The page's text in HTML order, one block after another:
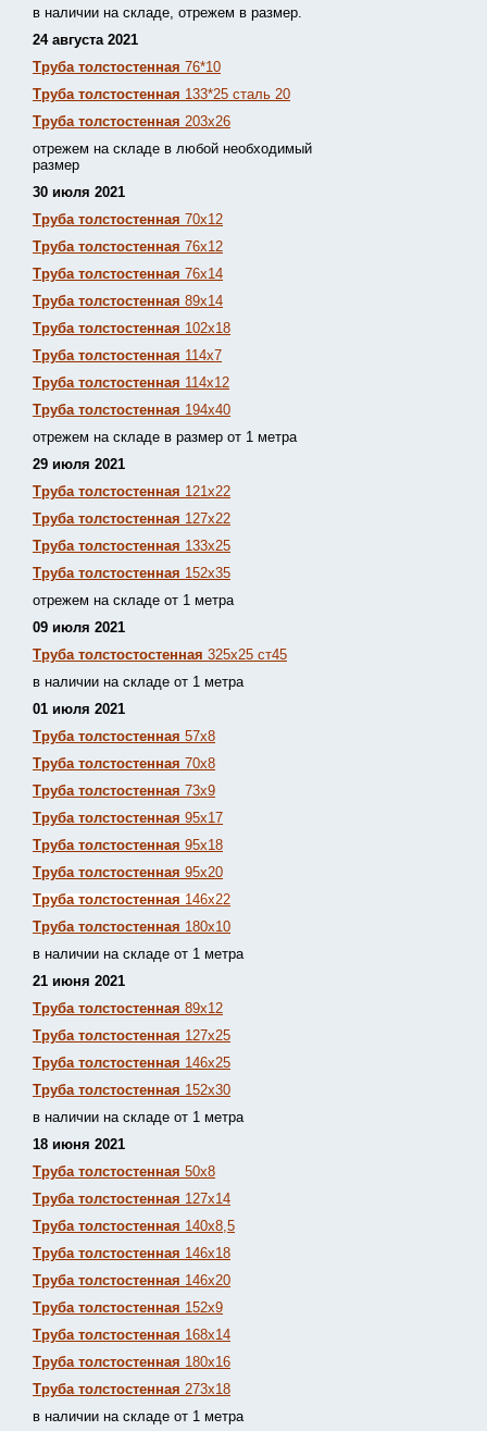
в наличии на складе, отрежем в размер.
24 августа 2021
Труба толстостенная 76*10
Труба толстостенная 133*25 сталь 20
Труба толстостенная 203х26
отрежем на складе в любой необходимый
размер
30 июля 2021
Труба толстостенная 70х12
Труба толстостенная 76х12
Труба толстостенная 76х14
Труба толстостенная 89х14
Труба толстостенная 102х18
Труба толстостенная 114х7
Труба толстостенная 114х12
Труба толстостенная 194х40
отрежем на складе в размер от 1 метра
29 июля 2021
Труба толстостенная 121х22
Труба толстостенная 127х22
Труба толстостенная 133х25
Труба толстостенная 152х35
отрежем на складе от 1 метра
09 июля 2021
Труба толстостостенная 325х25 ст45
в наличии на складе от 1 метра
01 июля 2021
Труба толстостенная 57х8
Труба толстостенная 70х8
Труба толстостенная 73х9
Труба толстостенная 95х17
Труба толстостенная 95х18
Труба толстостенная 95х20
Труба толстостенная 146х22
Труба толстостенная 180х10
в наличии на складе от 1 метра
21 июня 2021
Труба толстостенная 89х12
Труба толстостенная 127х25
Труба толстостенная 146х25
Труба толстостенная 152х30
в наличии на складе от 1 метра
18 июня 2021
Труба толстостенная 50х8
Труба толстостенная 127х14
Труба толстостенная 140х8,5
Труба толстостенная 146х18
Труба толстостенная 146х20
Труба толстостенная 152х9
Труба толстостенная 168х14
Труба толстостенная 180х16
Труба толстостенная 273х18
в наличии на складе от 1 метра